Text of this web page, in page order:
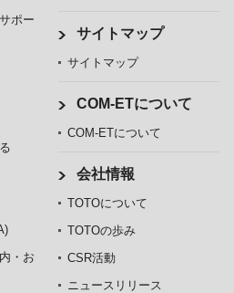
ポー
・お
サイトマップ
サイトマップ
COM-ETについて
COM-ETについて
会社情報
TOTOについて
TOTOの歩み
CSR活動
ニュースリリース